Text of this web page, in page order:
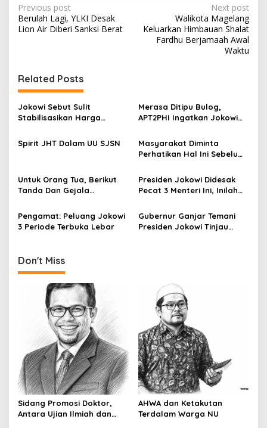
P
o
n
a
v
g
t
i
o
n
Previous post
Berulah Lagi, YLKI Desak
Lion Air Diberi Sanksi Berat
Next post
Walikota Magelang
Keluarkan Himbauan Shalat
Fardhu Berjamaah Awal
Waktu
Related Posts
Jokowi Sebut Sulit
Stabilisasikan Harga
Asal Ada Kemauan Serius!
Merasa Ditipu Bulog,
APT2PHI Ingatkan Jokowi
Harga Beras Nasional
Spirit JHT Dalam UU SJSN
Masyarakat Diminta
Perhatikan Hal Ini Sebelum
Untuk Orang Tua, Berikut
Tanda Dan Gejala
Anak
Presiden Jokowi Didesak
Pecat 3 Menteri Ini, Inilah
Pengamat: Peluang Jokowi
3 Periode Terbuka Lebar
Gubernur Ganjar Temani
Presiden Jokowi Tinjau
Don't Miss
Sidang Promosi Doktor,
Antara Ujian Ilmiah dan
AHWA dan Ketakutan
Terdalam Warga NU